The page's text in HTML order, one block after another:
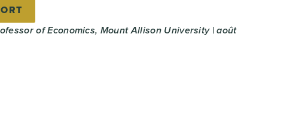
of Economics, Mount Allison University | août